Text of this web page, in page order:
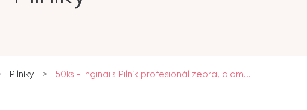
Pilníky > 50ks - Inginails Pilník profesionál zebra, diam...